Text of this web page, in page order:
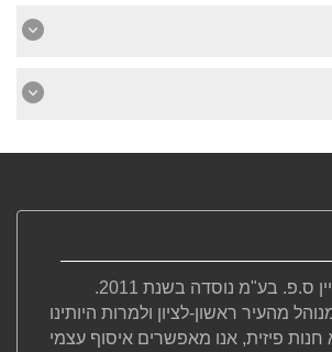
ס.פ. בע"מ נוסדה בשנת 2011.
מהעיר ראשון-לציון ולמרות היותינו
פיזית, אנו מאפשרים איסוף עצמי